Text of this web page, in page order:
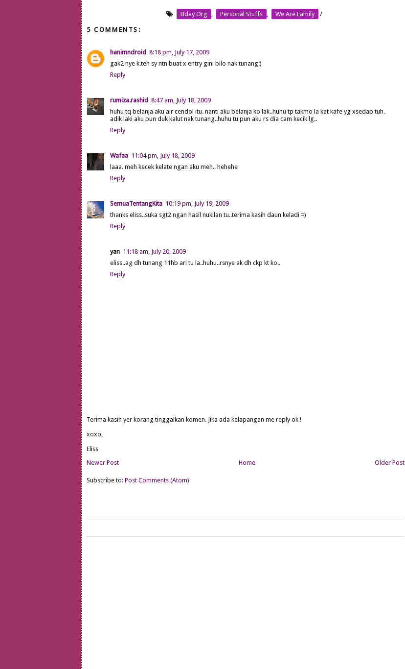
Bday Org Personal Stuffs We Are Family /
5 COMMENTS:
hanimndroid 8:18 pm, July 17, 2009
gak2 nye k.teh sy ntn buat x entry gini bilo nak tunang:)
Reply
rumiza.rashid 8:47 am, July 18, 2009
huhu tq belanja aku air cendol itu. nanti aku belanja ko lak..huhu tp takmo la kat kafe yg xsedap tuh.
adik laki aku pun duk kalut nak tunang..huhu tu pun aku rs dia cam kecik lg..
Reply
Wafaa 11:04 pm, July 18, 2009
laaa. meh kecek kelate ngan aku meh.. hehehe
Reply
SemuaTentangKita 10:19 pm, July 19, 2009
thanks eliss..suka sgt2 ngan hasil nukilan tu..terima kasih daun keladi =)
Reply
yan 11:18 am, July 20, 2009
eliss..ag dh tunang 11hb ari tu la..huhu..rsnye ak dh ckp kt ko..
Reply
Terima kasih yer korang tinggalkan komen. Jika ada kelapangan me reply ok !
xoxo,
Eliss
Newer Post
Older Post
Home
Subscribe to: Post Comments (Atom)